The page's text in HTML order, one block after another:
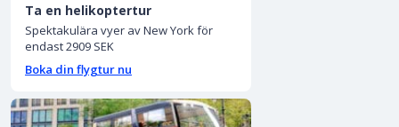
Ta en helikoptertur
Spektakulära vyer av New York för
endast 2909 SEK
Boka din flygtur nu